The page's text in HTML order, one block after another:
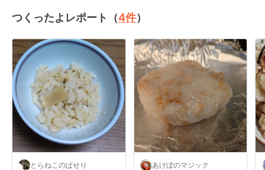
つくったよレポート（4件）
とらねこのぱせり
あけぼのマジック